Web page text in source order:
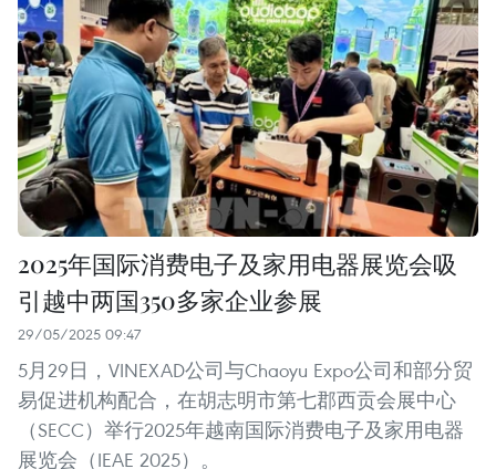
2025年国际消费电子及家用电器展览会吸
引越中两国350多家企业参展
29/05/2025 09:47
5月29日，VINEXAD公司与Chaoyu Expo公司和部分贸
易促进机构配合，在胡志明市第七郡西贡会展中心
（SECC）举行2025年越南国际消费电子及家用电器
展览会（IEAE 2025）。